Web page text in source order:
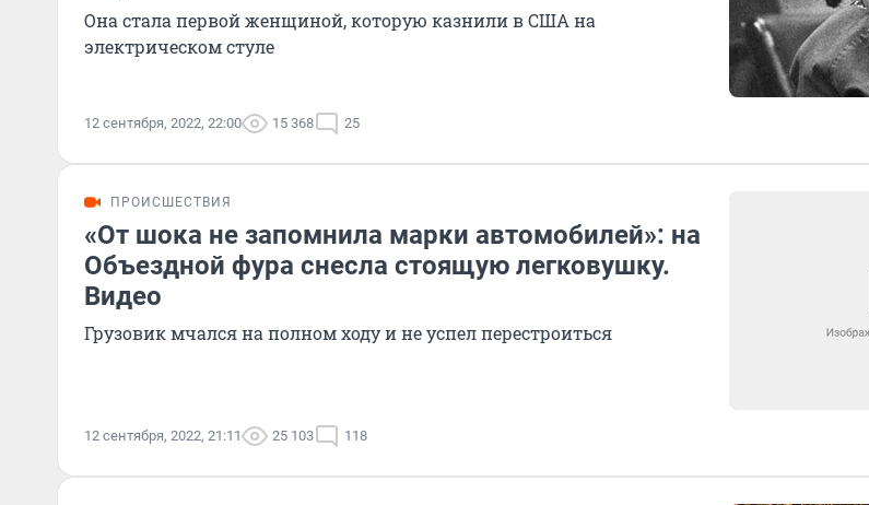
Она стала первой женщиной, которую казнили в США на
электрическом стуле
12 сентября, 2022, 22:00 15 368 25
ПРОИСШЕСТВИЯ
«От шока не запомнила марки автомобилей»: на
Объездной фура снесла стоящую легковушку.
Видео
Грузовик мчался на полном ходу и не успел перестроиться
12 сентября, 2022, 21:11 25 103 118